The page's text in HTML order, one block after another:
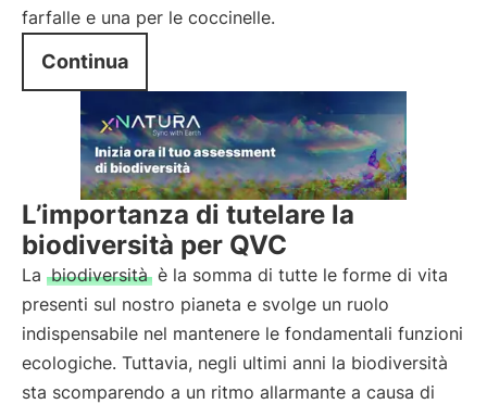
farfalle e una per le coccinelle.
Continua
L’importanza di tutelare la
biodiversità per QVC
La biodiversità è la somma di tutte le forme di vita
presenti sul nostro pianeta e svolge un ruolo
indispensabile nel mantenere le fondamentali funzioni
ecologiche. Tuttavia, negli ultimi anni la biodiversità
sta scomparendo a un ritmo allarmante a causa di